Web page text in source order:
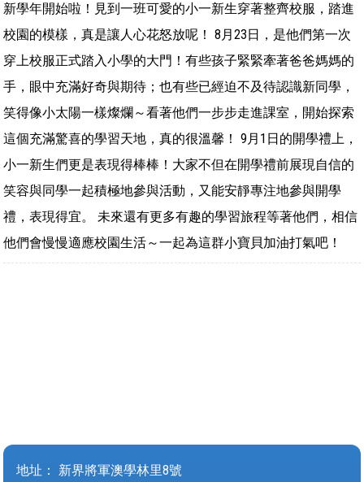
新學年開始啦！見到一班可愛的小一新生穿著整齊校服，踏進
校園的模樣，真是讓人心花怒放呢！ 8月23日，是他們第一次
穿上校服正式踏入小學的大門！有些孩子緊緊牽著爸爸媽媽的
手，眼中充滿好奇與期待；也有些已經迫不及待認識新同學，
笑得像小太陽一樣燦爛～看著他們一步步走進課室，開始探索
這個充滿驚喜的學習天地，真的很溫馨！ 9月1日的開學禮上，
小一新生們更是表現得棒棒！大家不但在開學禮前展現自信的
笑容與同學一起積極地參與活動，又能安靜專注地參與開學
禮，表現得宜。 未來還有更多有趣的學習旅程等著他們，相信
他們會慢慢適應校園生活～一起為這群小寶貝加油打氣吧！
地址： 新界將軍澳學林里8號